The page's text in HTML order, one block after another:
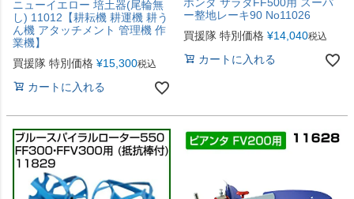
ニューイエロー 培土器(尾輪無
し) 11012【耕耘機 耕運機 耕う
ん機 アタッチメント 管理機 作
業機】
買援隊 特別価格 ¥15,300税込
カートに入れる
ー整地レーキ90 No11026
買援隊 特別価格 ¥14,040税込
カートに入れる